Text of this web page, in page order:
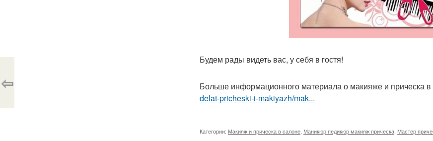
Будем рады видеть вас, у себя в гостя!
Больше информационного материала о макияже и прическа в
delat-pricheski-i-makiyazh/mak...
Категории: Макияж и прическа в салоне Маникюр педикюр макияж прическа Мастер
⇦